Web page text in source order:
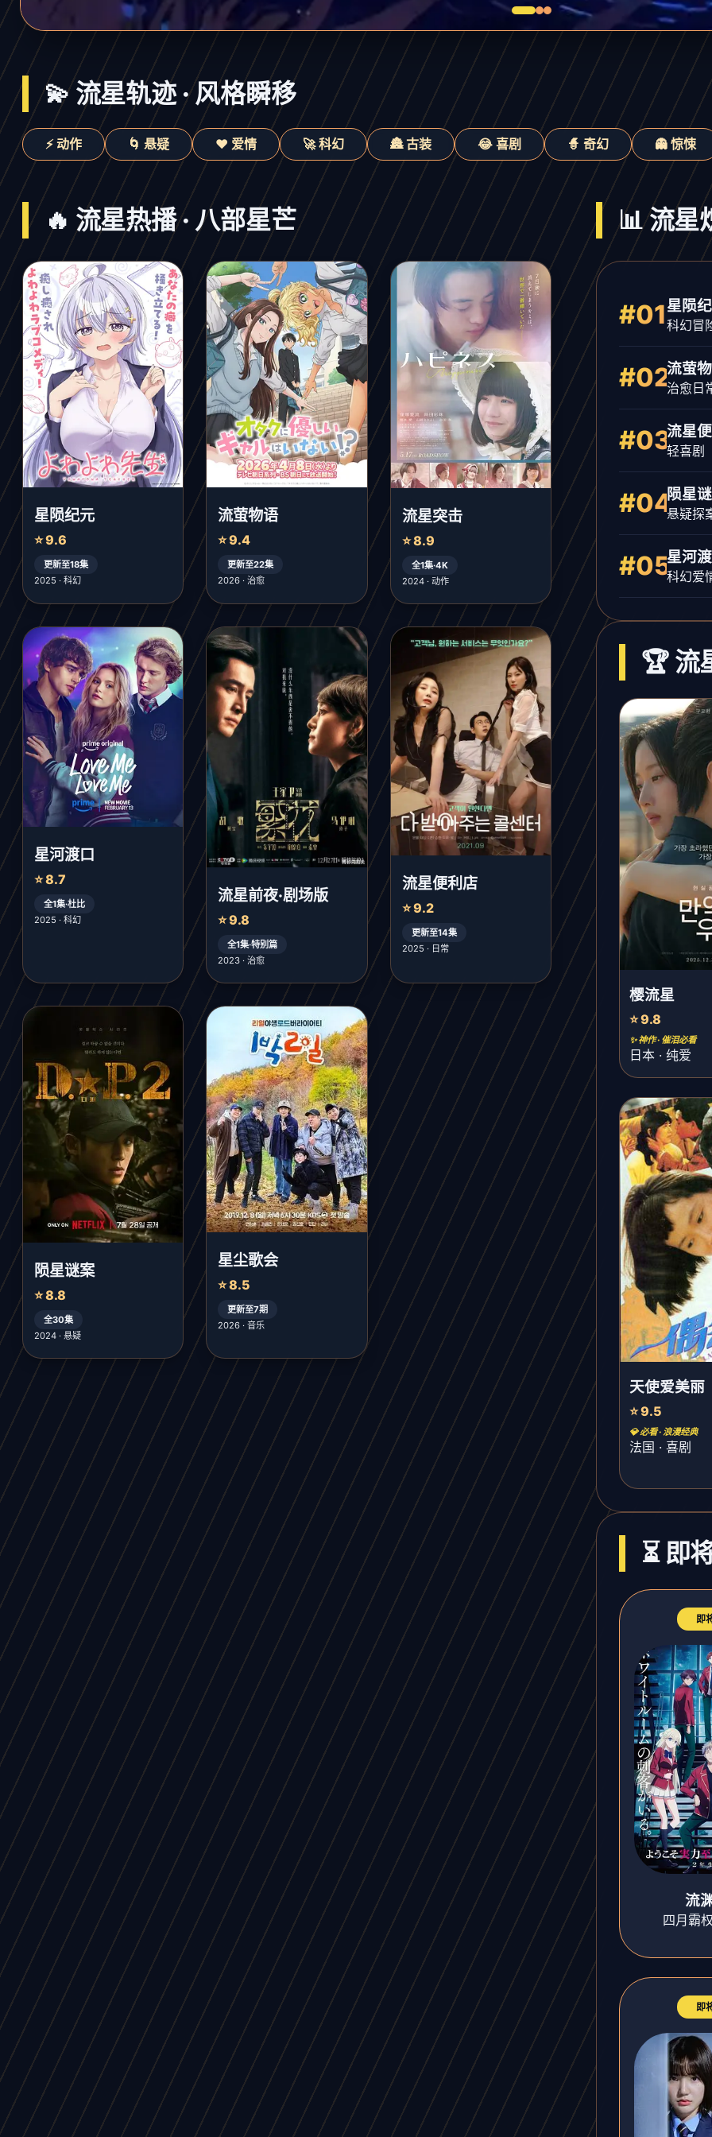
💫 流星轨迹 · 风格瞬移
⚡ 动作 🌀 悬疑 ❤️ 爱情 🚀 科幻 🏯 古装 😂 喜剧 🧙 奇幻 👻 惊悚
🔥 流星热播 · 八部星芒
星陨纪元
⭐ 9.6
更新至18集
2025 · 科幻
流萤物语
⭐ 9.4
更新至22集
2026 · 治愈
流星突击
⭐ 8.9
全1集·4K
2024 · 动作
星河渡口
⭐ 8.7
全1集·杜比
2025 · 科幻
流星前夜·剧场版
⭐ 9.8
全1集·特别篇
2023 · 治愈
流星便利店
⭐ 9.2
更新至14集
2025 · 日常
陨星谜案
⭐ 8.8
全30集
2024 · 悬疑
星尘歌会
⭐ 8.5
更新至7期
2026 · 音乐
📊 流星
#01星陨
科幻冒
#02流萤
治愈日
#03流星
轻喜剧
#04陨星
悬疑探
#05星河
科幻爱
🏆 流
樱流星
⭐ 9.8
✨ 神作 · 催泪必看
日本 · 纯爱
天使爱美丽
⭐ 9.5
💎 必看 · 浪漫经典
法国 · 喜剧
⏳ 即
即
流
四月霸
即